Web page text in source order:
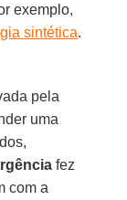
exemplo,
sintética.
pela
uma
fez
com a